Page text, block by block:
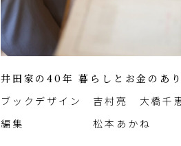
井田家の40年 暮らしとお金のあ
ブック デザイン 吉村亮 大橋千
編集 松本あかね